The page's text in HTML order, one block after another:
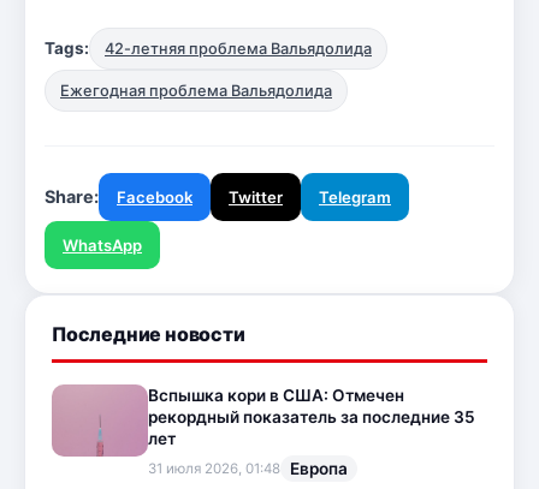
Tags: 42-летняя проблема Вальядолида
Ежегодная проблема Вальядолида
Share: Facebook Twitter Telegram
WhatsApp
Последние новости
Вспышка кори в США: Отмечен
рекордный показатель за последние 35
лет
31 июля 2026, 01:48 Европа